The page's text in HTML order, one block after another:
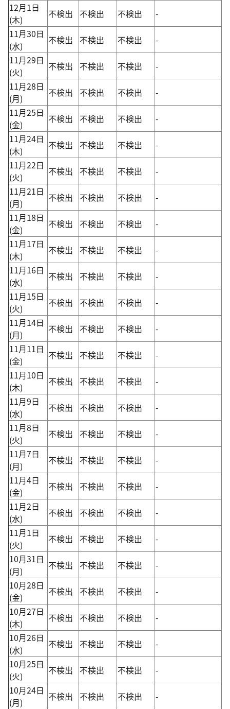
12月1日
(木)
不検出 不検出 不検出
-
11月30日
(水)
不検出 不検出 不検出
-
11月29日
(火)
不検出 不検出 不検出
-
11月28日
(月)
不検出 不検出 不検出
-
11月25日
(金)
不検出 不検出 不検出
-
11月24日
(木)
不検出 不検出 不検出
-
11月22日
(火)
不検出 不検出 不検出
-
11月21日
(月)
不検出 不検出 不検出
-
11月18日
(金)
不検出 不検出 不検出
-
11月17日
(木)
不検出 不検出 不検出
-
11月16日
(水)
不検出 不検出 不検出
-
11月15日
(火)
不検出 不検出 不検出
-
11月14日
(月)
不検出 不検出 不検出
-
11月11日
(金)
不検出 不検出 不検出
-
11月10日
(木)
不検出 不検出 不検出
-
11月9日
(水)
不検出 不検出 不検出
-
11月8日
(火)
不検出 不検出 不検出
-
11月7日
(月)
不検出 不検出 不検出
-
11月4日
(金)
不検出 不検出 不検出
-
11月2日
(水)
不検出 不検出 不検出
-
11月1日
(火)
不検出 不検出 不検出
-
10月31日
(月)
不検出 不検出 不検出
-
10月28日
(金)
不検出 不検出 不検出
-
10月27日
(木)
不検出 不検出 不検出
-
10月26日
(水)
不検出 不検出 不検出
-
10月25日
(火)
不検出 不検出 不検出
-
10月24日
(月)
不検出 不検出 不検出
-